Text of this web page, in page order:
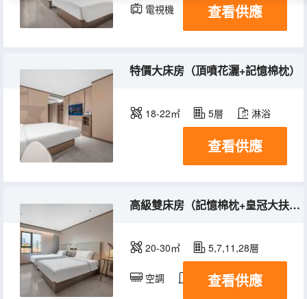
電視機 查看供應
特價大床房（頂噴花灑+記憶棉枕）
18-22㎡ 5層 淋浴
查看供應
高級雙床房（記憶棉枕+皇冠大扶梯）
20-30㎡ 5,7,11,28層
空調 淋浴 電視機
查看供應